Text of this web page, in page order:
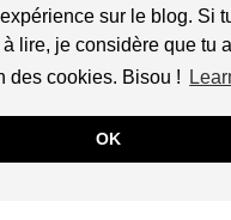
sur le blog. Si
lire, je considère que tu
des cookies. Bisou !
OK
THEME CREATED BY